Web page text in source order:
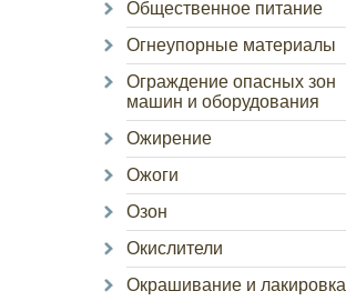
Общественное питание
Огнеупорные материалы
Ограждение опасных зон
машин и оборудования
Ожирение
Ожоги
Озон
Окислители
Окрашивание и лакировка